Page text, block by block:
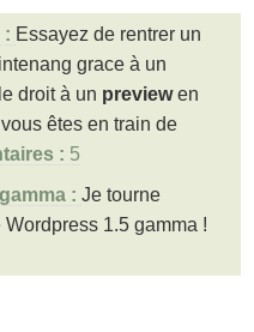
Essayez de rentrer un
grace à un
droit à un previewen
êtes en train de
5
Je tourne
1.5 gamma !